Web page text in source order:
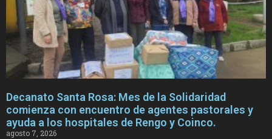
Decanato Santa Rosa: Mes de la Solidaridad
comienza con encuentro de agentes pastorales y
ayuda a los hospitales de Rengo y Coinco.
agosto 7, 2026